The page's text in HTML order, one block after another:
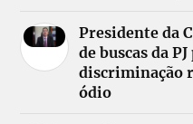
Presidente da
de buscas da
discriminação
ódio